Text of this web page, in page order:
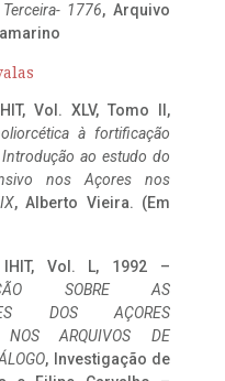
1776, Arquivo
Vol. XLV, Tomo II,
à fortificação
ao estudo do
nos Açores nos
, Alberto Vieira. (Em
Vol. L, 1992 –
SOBRE AS
DOS AÇORES
NOS ARQUIVOS DE
, Investigação de